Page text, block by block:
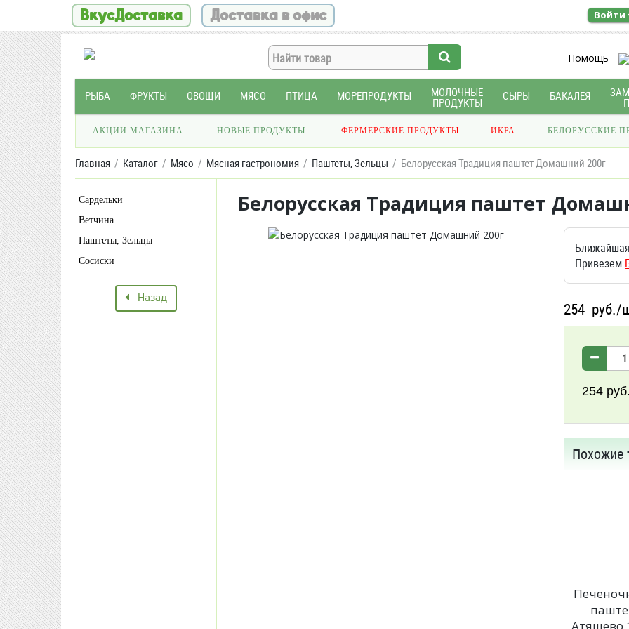
ВкусДоставка Доставка в офис Войти
Помощь
РЫБА ФРУКТЫ ОВОЩИ МЯСО ПТИЦА МОРЕПРОДУКТЫ МОЛОЧНЫЕ
ПРОДУКТЫ
СЫРЫ БАКАЛЕЯ
АКЦИИ МАГАЗИНА НОВЫЕ ПРОДУКТЫ ФЕРМЕРСКИЕ ПРОДУКТЫ ИКРА БЕЛОРУССКИЕ
Главная Каталог Мясо Мясная гастрономия Паштеты, Зельцы Белорусская Традиция паштет Домашний 200г
Сардельки
Ветчина
Паштеты, Зельцы
Сосиски
Назад
Белорусская Традиция паштет
Привезем
254 руб./
254 руб.
Похожие